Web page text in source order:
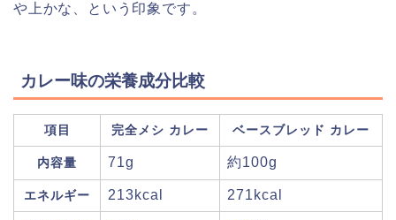
や上かな、という印象です。
カレー味の栄養成分比較
項目 完全メシ カレー ベースブレッド カレー
内容量 71g 約100g
エネルギー 213kcal 271kcal